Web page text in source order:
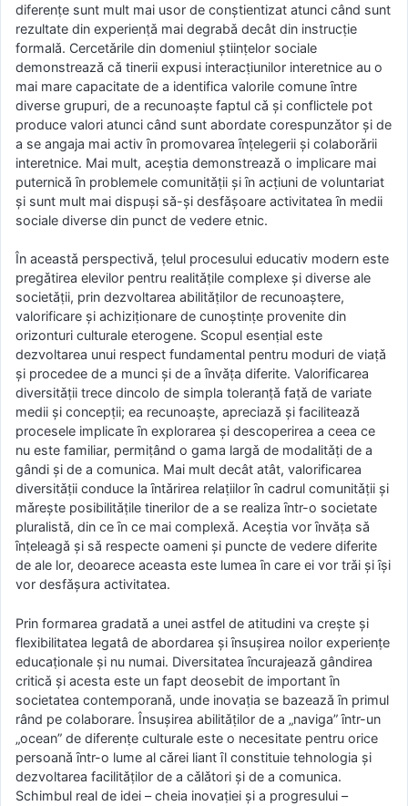
diferenṭe sunt mult mai usor de conştientizat atunci când sunt
rezultate din experienṭǎ mai degrabǎ decât din instrucṭie
formalǎ. Cercetǎrile din domeniul ştiinṭelor sociale
demonstreazǎ cǎ tinerii expusi interacṭiunilor interetnice au o
mai mare capacitate de a identifica valorile comune ȋntre
diverse grupuri, de a recunoaşte faptul cǎ şi conflictele pot
produce valori atunci când sunt abordate corespunzǎtor şi de
a se angaja mai activ ȋn promovarea ȋnṭelegerii şi colaborǎrii
interetnice. Mai mult, aceştia demonstreazǎ o implicare mai
puternicǎ ȋn problemele comunitǎṭii şi ȋn acṭiuni de voluntariat
şi sunt mult mai dispuşi sǎ-şi desfǎşoare activitatea ȋn medii
sociale diverse din punct de vedere etnic.
În aceastǎ perspectivǎ, ṭelul procesului educativ modern este
pregǎtirea elevilor pentru realitǎṭile complexe şi diverse ale
societǎṭii, prin dezvoltarea abilitǎṭilor de recunoaştere,
valorificare şi achiziṭionare de cunoştinṭe provenite din
orizonturi culturale eterogene. Scopul esenṭial este
dezvoltarea unui respect fundamental pentru moduri de viaṭǎ
şi procedee de a munci şi de a ȋnvǎṭa diferite. Valorificarea
diversitǎṭii trece dincolo de simpla toleranṭǎ faṭǎ de variate
medii şi concepṭii; ea recunoaşte, apreciazǎ şi faciliteazǎ
procesele implicate ȋn explorarea şi descoperirea a ceea ce
nu este familiar, permiṭând o gama largǎ de modalitǎṭi de a
gândi şi de a comunica. Mai mult decât atât, valorificarea
diversitǎṭii conduce la ȋntǎrirea relaṭiilor ȋn cadrul comunitǎṭii şi
mǎreşte posibilitǎṭile tinerilor de a se realiza ȋntr-o societate
pluralistǎ, din ce ȋn ce mai complexǎ. Aceştia vor ȋnvǎṭa sǎ
ȋnṭeleagǎ şi sǎ respecte oameni şi puncte de vedere diferite
de ale lor, deoarece aceasta este lumea ȋn care ei vor trǎi şi ȋşi
vor desfǎşura activitatea.
Prin formarea gradatǎ a unei astfel de atitudini va creşte şi
flexibilitatea legatâ de abordarea şi ȋnsuşirea noilor experienṭe
educaṭionale şi nu numai. Diversitatea ȋncurajeazǎ gândirea
criticǎ şi acesta este un fapt deosebit de important ȋn
societatea contemporanǎ, unde inovaṭia se bazeazǎ ȋn primul
rând pe colaborare. Însuşirea abilitǎṭilor de a „naviga” ȋntr-un
„ocean” de diferenṭe culturale este o necesitate pentru orice
persoanǎ ȋntr-o lume al cǎrei liant ȋl constituie tehnologia şi
dezvoltarea facilitǎṭilor de a cǎlǎtori şi de a comunica.
Schimbul real de idei – cheia inovaṭiei şi a progresului –